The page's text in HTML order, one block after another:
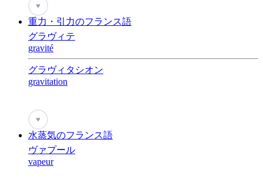
♥
重力・引力のフランス語
グラヴィテ
gravité
グラヴィタシオン
gravitation
♥
水蒸気のフランス語
ヴァプール
vapeur